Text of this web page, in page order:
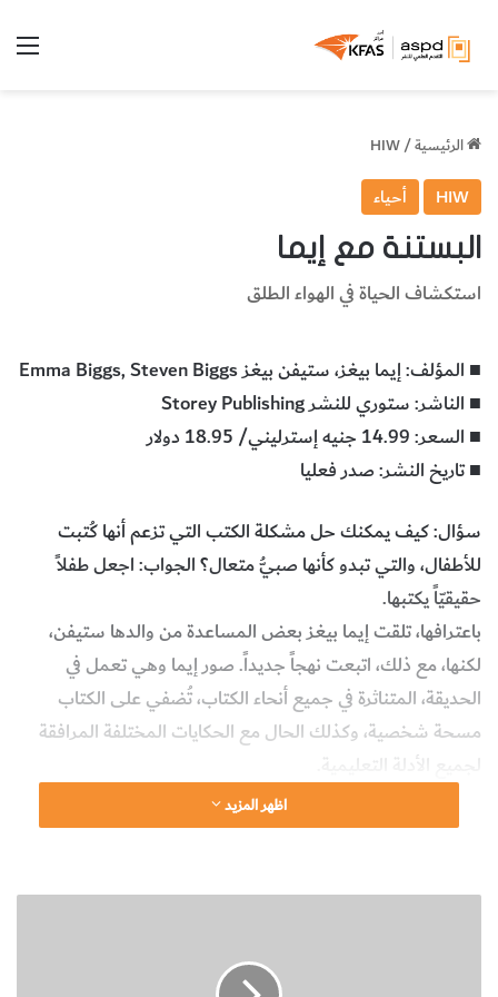
الرئيسية/
HIW
HIW أحياء
البستنة مع إيما
استكشاف الحياة في الهواء الطلق
■ المؤلف: إيما بيغز، ستيفن بيغز Emma Biggs, Steven Biggs
■ الناشر: ستوري للنشر Storey Publishing
■ السعر: 14.99 جنيه إسترليني/ 18.95 دولار
■ تاريخ النشر: صدر فعليا
سؤال: كيف يمكنك حل مشكلة الكتب التي تزعم أنها كُتبت
للأطفال، والتي تبدو كأنها صبيُّ متعال؟ الجواب: اجعل طفلاً
حقيقيّاً يكتبها.
باعترافها، تلقت إيما بيغز بعض المساعدة من والدها ستيفن،
لكنها، مع ذلك، اتبعت نهجاً جديداً. صور إيما وهي تعمل في
الحديقة، المتناثرة في جميع أنحاء الكتاب، تُضفي على الكتاب
مسحة شخصية، وكذلك الحال مع الحكايات المختلفة المرافقة
لجميع الأدلة التعليمية.
كل ما يتضمنه الكتاب سيُعجب القراء الصغار- مثل متى تروي
النباتات، ومقدار تعرضها لأشعة الشمس، ودليل الحشرات
متضمنة في الكتاب، مثل النباتات التي يمكنك أكلها بأمان. وفي هذا
اظهر المزيد